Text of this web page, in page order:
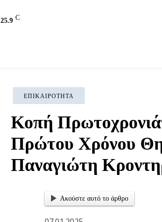
25.9 C
ΕΠΙΚΑΙΡΌΤΗΤΑ
Κοπή
Πρώτου Χρόνου
Παναγιώτη
Ακούστε αυτό το άρθρο